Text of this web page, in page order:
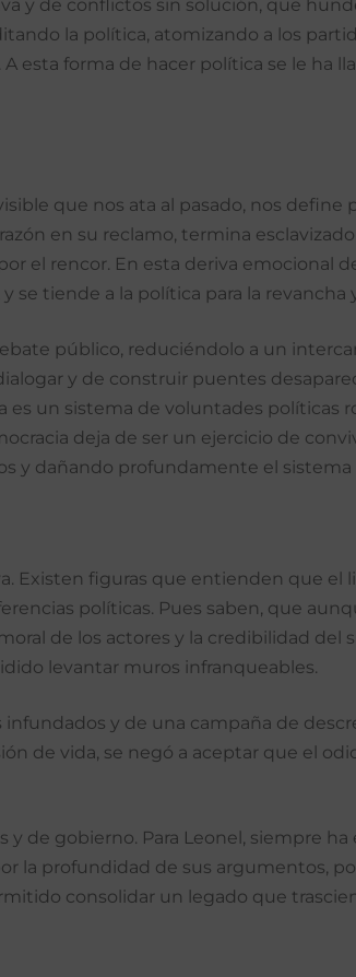
y de conflictos sin solución, que
la política, atomizando a los
esta forma de hacer política se le ha
que nos ata al pasado, nos define
en su reclamo, termina
el rencor. En esta deriva emocional
tiende a la política para la revancha
público, reduciéndolo a un
y de construir puentes
un sistema de voluntades políticas
deja de ser un ejercicio de
y dañando profundamente el sistema
Existen figuras que entienden que el
políticas. Pues saben, que
de los actores y la credibilidad del
levantar muros infranqueables.
y de una campaña de
de vida, se negó a aceptar que el
de gobierno. Para Leonel, siempre ha
la profundidad de sus argumentos,
consolidar un legado que